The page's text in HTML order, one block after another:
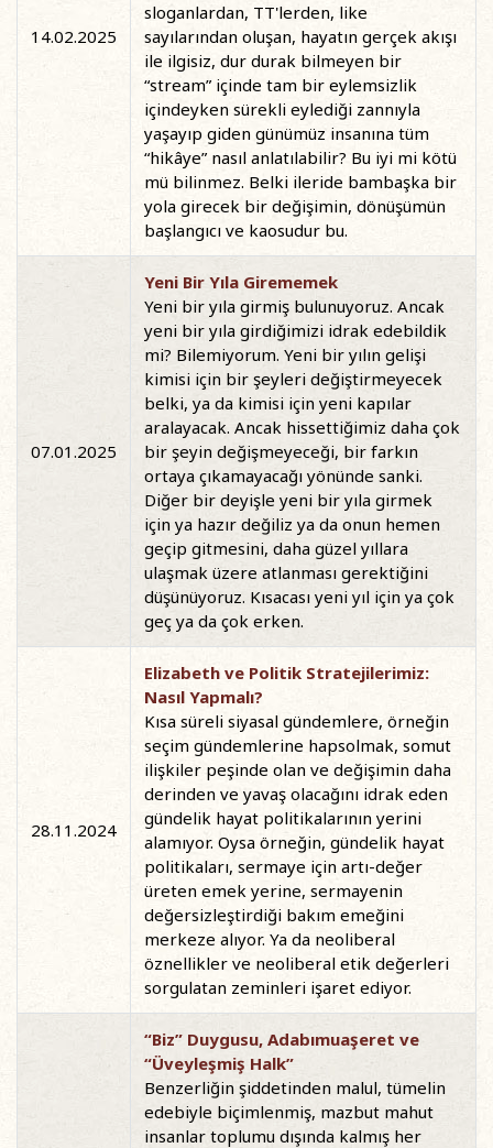
14.02.2025
sloganlardan, TT'lerden, like
sayılarından oluşan, hayatın gerçek akışı
ile ilgisiz, dur durak bilmeyen bir
“stream” içinde tam bir eylemsizlik
içindeyken sürekli eylediği zannıyla
yaşayıp giden günümüz insanına tüm
“hikâye” nasıl anlatılabilir? Bu iyi mi kötü
mü bilinmez. Belki ileride bambaşka bir
yola girecek bir değişimin, dönüşümün
başlangıcı ve kaosudur bu.
07.01.2025
Yeni Bir Yıla Girememek
Yeni bir yıla girmiş bulunuyoruz. Ancak
yeni bir yıla girdiğimizi idrak edebildik
mi? Bilemiyorum. Yeni bir yılın gelişi
kimisi için bir şeyleri değiştirmeyecek
belki, ya da kimisi için yeni kapılar
aralayacak. Ancak hissettiğimiz daha çok
bir şeyin değişmeyeceği, bir farkın
ortaya çıkamayacağı yönünde sanki.
Diğer bir deyişle yeni bir yıla girmek
için ya hazır değiliz ya da onun hemen
geçip gitmesini, daha güzel yıllara
ulaşmak üzere atlanması gerektiğini
düşünüyoruz. Kısacası yeni yıl için ya çok
geç ya da çok erken.
28.11.2024
Elizabeth ve Politik Stratejilerimiz:
Nasıl Yapmalı?
Kısa süreli siyasal gündemlere, örneğin
seçim gündemlerine hapsolmak, somut
ilişkiler peşinde olan ve değişimin daha
derinden ve yavaş olacağını idrak eden
gündelik hayat politikalarının yerini
alamıyor. Oysa örneğin, gündelik hayat
politikaları, sermaye için artı-değer
üreten emek yerine, sermayenin
değersizleştirdiği bakım emeğini
merkeze alıyor. Ya da neoliberal
öznellikler ve neoliberal etik değerleri
sorgulatan zeminleri işaret ediyor.
“Biz” Duygusu, Adabımuaşeret ve
“Üveyleşmiş Halk”
Benzerliğin şiddetinden malul, tümelin
edebiyle biçimlenmiş, mazbut mahut
insanlar toplumu dışında kalmış her